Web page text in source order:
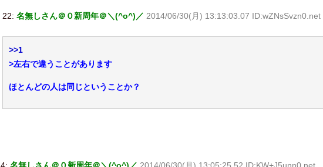
22: 名無しさん＠０新周年＠＼(^o^)／ 2014/06/30(月) 13:13:03.07 ID:wZNsSvzn0.net
>>1
>左右で違うことがあります
ほとんどの人は同じということか？